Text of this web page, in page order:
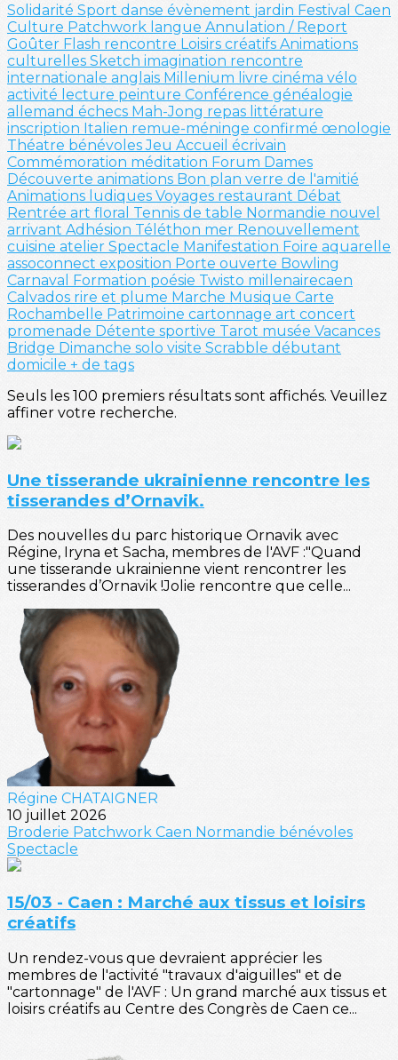
Solidarité Sport danse évènement jardin Festival Caen
Culture Patchwork langue Annulation / Report
Goûter Flash rencontre Loisirs créatifs Animations
culturelles Sketch imagination rencontre
internationale anglais Millenium livre cinéma vélo
activité lecture peinture Conférence généalogie
allemand échecs Mah-Jong repas littérature
inscription Italien remue-méninge confirmé œnologie
Théatre bénévolesJeu Accueil écrivain
Commémoration méditation Forum Dames
Découverte animations Bon plan verre de l'amitié
Animations ludiques Voyages restaurant Débat
Rentrée art floral Tennis de table Normandie nouvel
arrivant Adhésion Téléthon mer Renouvellement
cuisine atelier Spectacle Manifestation Foire aquarelle
assoconnect exposition Porte ouverte Bowling
Carnaval Formation poésie Twisto millenairecaen
Calvados rire et plume Marche Musique Carte
Rochambelle Patrimoine cartonnage art concert
promenade Détente sportive Tarot musée Vacances
Bridge Dimanche solo visite Scrabble débutant
domicile + de tags
Seuls les 100 premiers résultats sont affichés. Veuillez
affiner votre recherche.
Une tisserande ukrainienne rencontre les
tisserandes d’Ornavik.
Des nouvelles du parc historique Ornavik avec
Régine, Iryna et Sacha, membres de l'AVF :"Quand
une tisserande ukrainienne vient rencontrer les
tisserandes d’Ornavik !Jolie rencontre que celle...
Régine CHATAIGNER
10 juillet 2026
Broderie Patchwork Caen Normandie bénévoles
Spectacle
15/03 - Caen : Marché aux tissus et loisirs
créatifs
Un rendez-vous que devraient apprécier les
membres de l'activité "travaux d'aiguilles" et de
"cartonnage" de l'AVF : Un grand marché aux tissus et
loisirs créatifs au Centre des Congrès de Caen ce...